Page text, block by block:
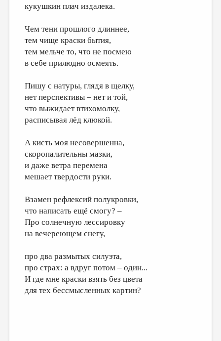
ПРОИЗВЕДЕНИЯ
ПЕРЕВОДЫ
КОНКУРСЫ
ДЕТСКАЯ КОМНАТА
ОБЗОР ЛИТЕРАТУРЫ
СТРАНИЦЫ ПАМЯТИ
ОБЪЯВЛЕНИЯ
РЕДКОЛЛЕГИЯ
ОТ РЕДАКЦИИ
МАЛАЯ ПРОЗА
ЭССЕИСТИКА
ЛИТЕРАТУРОВЕДЕНИЕ
ПУБЛИЦИСТИКА
РЕЦЕНЗИРОВАНИЕ
кукушкин плач издалека.
Чем тени прошлого длиннее,
тем чище краски бытия,
тем мельче то, что не посмею
в себе прилюдно осмеять.
Пишу с натуры, глядя в щелку,
нет перспективы – нет и той,
что выжидает втихомолку,
расписывая лёд клюкой.
А кисть моя несовершенна,
скоропалительны мазки,
и даже ветра перемена
мешает твердости руки.
Взамен рефлексий полукровки,
что написать ещё смогу? –
Про солнечную лессировку
на вечереющем снегу,
про два размытых силуэта,
про страх: а вдруг потом – один...
И где мне краски взять без цвета
для тех бессмысленных картин?